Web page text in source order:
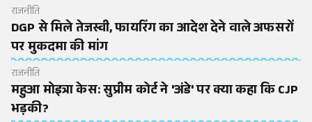
राजनीति
DGP से मिले तेजस्वी, फायरिंग का आदेश देने वाले अफसरों
पर मुकदमा की मांग
राजनीति
महुआ मोइत्रा केस: सुप्रीम कोर्ट ने 'अंडे' पर क्या कहा कि CJP
भड़की?